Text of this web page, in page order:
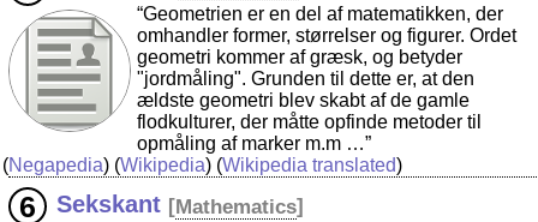
“Geometrien er en del af matematikken, der
omhandler former, størrelser og figurer. Ordet
geometri kommer af græsk, og betyder
"jordmåling". Grunden til dette er, at den
ældste geometri blev skabt af de gamle
flodkulturer, der måtte opfinde metoder til
opmåling af marker m.m …”
(Negapedia) (Wikipedia) (Wikipedia translated)
Sekskant [Mathematics]